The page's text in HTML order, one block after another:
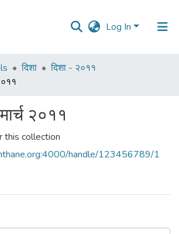
Log In
दिशा
दिशा - २०११
२०११
this collection
handle/123456789/1